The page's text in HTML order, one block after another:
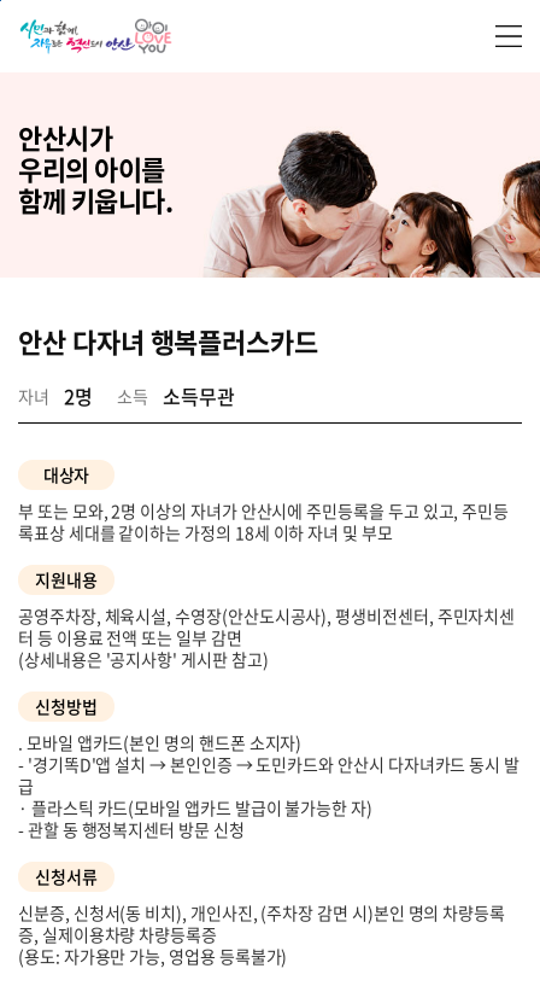
본문 바로가기
안산시가
우리의 아이를
함께 키웁니다.
안산 다자녀 행복플러스카드
자녀 2명 소득 소득무관
대상자
부 또는 모와, 2명 이상의 자녀가 안산시에 주민등록을 두고 있고, 주민등
록표상 세대를 같이하는 가정의 18세 이하 자녀 및 부모
지원내용
공영주차장, 체육시설, 수영장(안산도시공사), 평생비전센터, 주민자치센
터 등 이용료 전액 또는 일부 감면
(상세내용은 '공지사항' 게시판 참고)
신청방법
. 모바일 앱카드(본인 명의 핸드폰 소지자)
- '경기똑D'앱 설치 → 본인인증 → 도민카드와 안산시 다자녀카드 동시 발
급
· 플라스틱 카드(모바일 앱카드 발급이 불가능한 자)
- 관할 동 행정복지센터 방문 신청
신청서류
신분증, 신청서(동 비치), 개인사진, (주차장 감면 시)본인 명의 차량등록
증, 실제이용차량 차량등록증
(용도: 자가용만 가능, 영업용 등록불가)